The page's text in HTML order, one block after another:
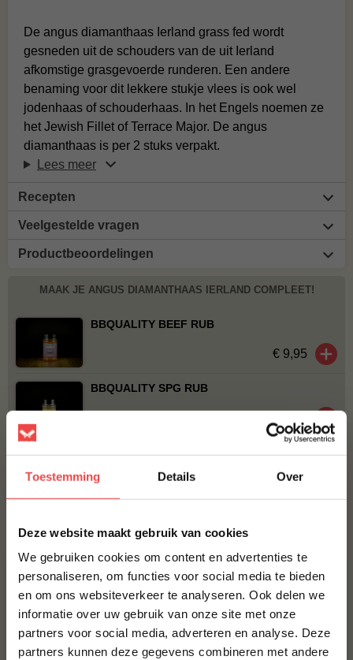
Toestemming Details Over
Deze website maakt gebruik van cookies
We gebruiken cookies om content en advertenties te
personaliseren, om functies voor social media te bieden
en om ons websiteverkeer te analyseren. Ook delen we
informatie over uw gebruik van onze site met onze
partners voor social media, adverteren en analyse. Deze
partners kunnen deze gegevens combineren met andere
De angus diamanthaas Ierland grass fed wordt
gesneden uit de schouders van de uit Ierland
afkomstige grasgevoerde runderen. Een andere
benaming voor dit lekkere stukje vlees is ook wel
jodenhaas of schouderhaas. In het Engels noemen ze
het Jewish Fillet of Terrace Major. De angus
diamanthaas is per 2 stuks verpakt.
Lees meer
Recepten
Veelgestelde vragen
Productbeoordelingen
MAAK JE ANGUS DIAMANTHAAS IERLAND COMPLEET!
BBQUALITY BEEF RUB
€ 9,95
BBQUALITY SPG RUB
€ 20,-
Bestel alles
ACTIE 6 halen, 5 betalen
10% korting op je
eerste bestelling*
Schrijf je in voor onze nieuwsbrief en ontvang direct
10% korting op jouw eerste bestelling.